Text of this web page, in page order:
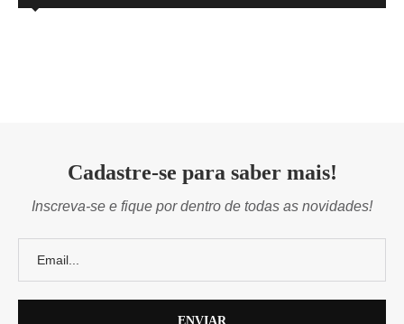
Cadastre-se para saber mais!
Inscreva-se e fique por dentro de todas as novidades!